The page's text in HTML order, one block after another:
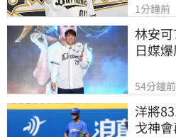
1分鐘前
林安
日媒
54分鐘前
洋將
戈神